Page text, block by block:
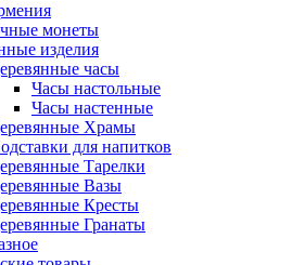
монеты
изделия
часы
Часы настольные
Часы настенные
Храмы
для напитков
Тарелки
Вазы
Кресты
Гранаты